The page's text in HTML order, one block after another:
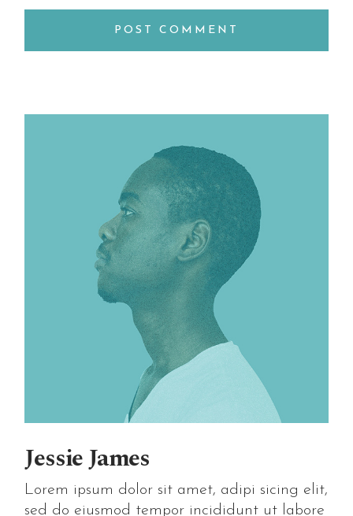
POST COMMENT
Jessie James
Lorem ipsum dolor sit amet, adipi sicing elit,
sed do eiusmod tempor incididunt ut labore